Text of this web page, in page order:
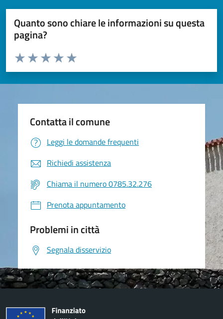
Quanto sono chiare le informazioni su questa
pagina?
Valuta da 1 a 5 stelle la pagina
Valuta 5 stelle su 5
Valuta 4 stelle su 5
Valuta 3 stelle su 5
Valuta 2 stelle su 5
Valuta 1 stelle su 5
Contatta il comune
Leggi le domande frequenti
Richiedi assistenza
Chiama il numero 0785.32.276
Prenota appuntamento
Problemi in città
Segnala disservizio